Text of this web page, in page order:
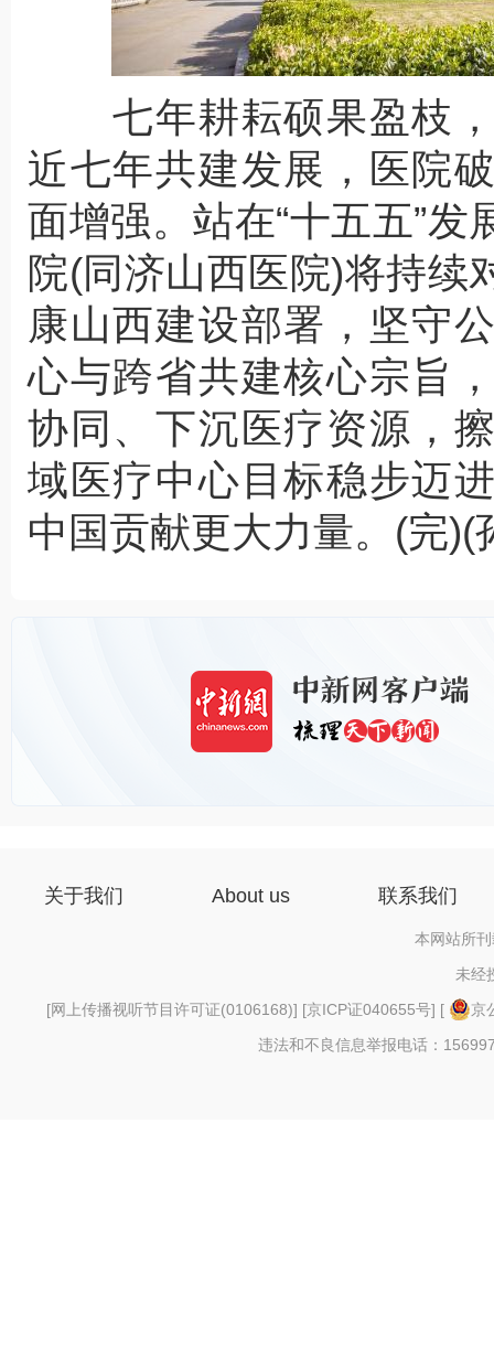
七年耕耘硕果盈枝，
近七年共建发展，医院
面增强。站在“十五五”
院(同济山西医院)将持续
康山西建设部署，坚守
心与跨省共建核心宗旨
协同、下沉医疗资源，
域医疗中心目标稳步迈
中国贡献更大力量。(完)(
关于我们 About us 联系我们
本网站所
未经
[网上传播视听节目许可证(0106168)] [京ICP证040655号] [
京
违法和不良信息举报电话：